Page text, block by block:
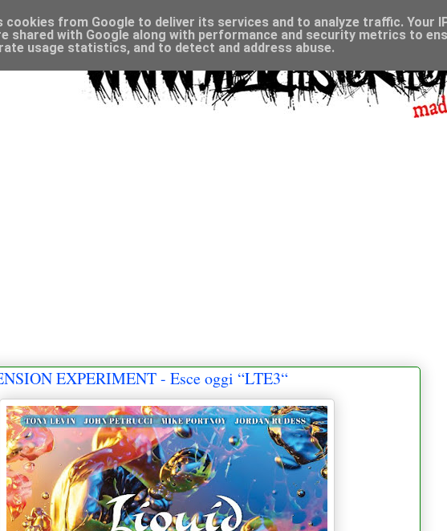
EXPERIMENT - Esce oggi “LTE3“
cookies from Google to deliver its services and to analyze traffic. Your
shared with Google along with performance and security metrics to
usage statistics, and to detect and address abuse.